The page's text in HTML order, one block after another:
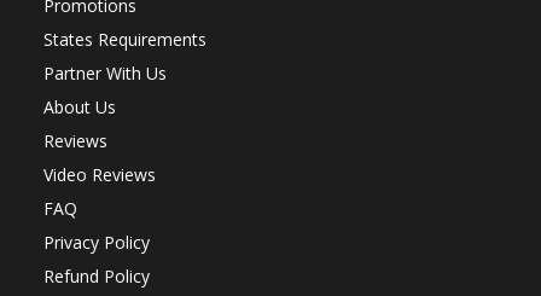
Promotions
States Requirements
Partner With Us
About Us
Reviews
Video Reviews
FAQ
Privacy Policy
Refund Policy